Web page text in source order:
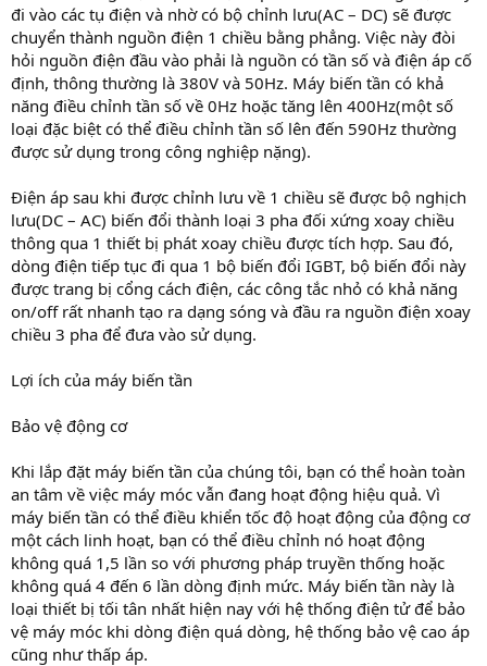
đi vào các tụ điện và nhờ có bộ chỉnh lưu(AC – DC) sẽ được
chuyển thành nguồn điện 1 chiều bằng phẳng. Việc này đòi
hỏi nguồn điện đầu vào phải là nguồn có tần số và điện áp cố
định, thông thường là 380V và 50Hz. Máy biến tần có khả
năng điều chỉnh tần số về 0Hz hoặc tăng lên 400Hz(một số
loại đặc biệt có thể điều chỉnh tần số lên đến 590Hz thường
được sử dụng trong công nghiệp nặng).
Điện áp sau khi được chỉnh lưu về 1 chiều sẽ được bộ nghịch
lưu(DC – AC) biến đổi thành loại 3 pha đối xứng xoay chiều
thông qua 1 thiết bị phát xoay chiều được tích hợp. Sau đó,
dòng điện tiếp tục đi qua 1 bộ biến đổi IGBT, bộ biến đổi này
được trang bị cổng cách điện, các công tắc nhỏ có khả năng
on/off rất nhanh tạo ra dạng sóng và đầu ra nguồn điện xoay
chiều 3 pha để đưa vào sử dụng.
Lợi ích của máy biến tần
Bảo vệ động cơ
Khi lắp đặt máy biến tần của chúng tôi, bạn có thể hoàn toàn
an tâm về việc máy móc vẫn đang hoạt động hiệu quả. Vì
máy biến tần có thể điều khiển tốc độ hoạt động của động cơ
một cách linh hoạt, bạn có thể điều chỉnh nó hoạt động
không quá 1,5 lần so với phương pháp truyền thống hoặc
không quá 4 đến 6 lần dòng định mức. Máy biến tần này là
loại thiết bị tối tân nhất hiện nay với hệ thống điện tử để bảo
vệ máy móc khi dòng điện quá dòng, hệ thống bảo vệ cao áp
cũng như thấp áp.